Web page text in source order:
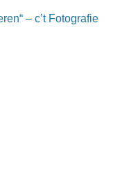
– c’t Fotografie